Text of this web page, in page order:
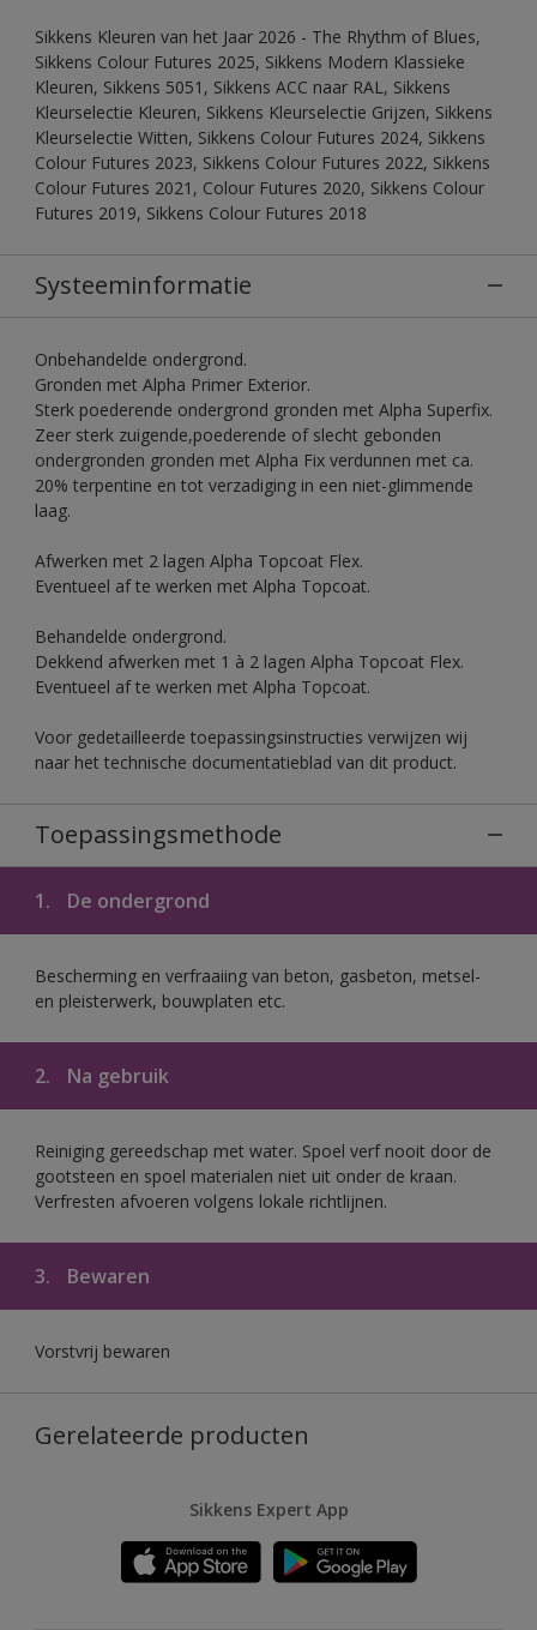
Sikkens Kleuren van het Jaar 2026 - The Rhythm of Blues,
Sikkens Colour Futures 2025, Sikkens Modern Klassieke
Kleuren, Sikkens 5051, Sikkens ACC naar RAL, Sikkens
Kleurselectie Kleuren, Sikkens Kleurselectie Grijzen, Sikkens
Kleurselectie Witten, Sikkens Colour Futures 2024, Sikkens
Colour Futures 2023, Sikkens Colour Futures 2022, Sikkens
Colour Futures 2021, Colour Futures 2020, Sikkens Colour
Futures 2019, Sikkens Colour Futures 2018
Systeeminformatie
Onbehandelde ondergrond.
Gronden met Alpha Primer Exterior.
Sterk poederende ondergrond gronden met Alpha Superfix.
Zeer sterk zuigende,poederende of slecht gebonden
ondergronden gronden met Alpha Fix verdunnen met ca.
20% terpentine en tot verzadiging in een niet-glimmende
laag.
Afwerken met 2 lagen Alpha Topcoat Flex.
Eventueel af te werken met Alpha Topcoat.
Behandelde ondergrond.
Dekkend afwerken met 1 à 2 lagen Alpha Topcoat Flex.
Eventueel af te werken met Alpha Topcoat.
Voor gedetailleerde toepassingsinstructies verwijzen wij
naar het technische documentatieblad van dit product.
Toepassingsmethode
1. De ondergrond
Bescherming en verfraaiing van beton, gasbeton, metsel-
en pleisterwerk, bouwplaten etc.
2. Na gebruik
Reiniging gereedschap met water. Spoel verf nooit door de
gootsteen en spoel materialen niet uit onder de kraan.
Verfresten afvoeren volgens lokale richtlijnen.
3. Bewaren
Vorstvrij bewaren
Gerelateerde producten
Sikkens Expert App